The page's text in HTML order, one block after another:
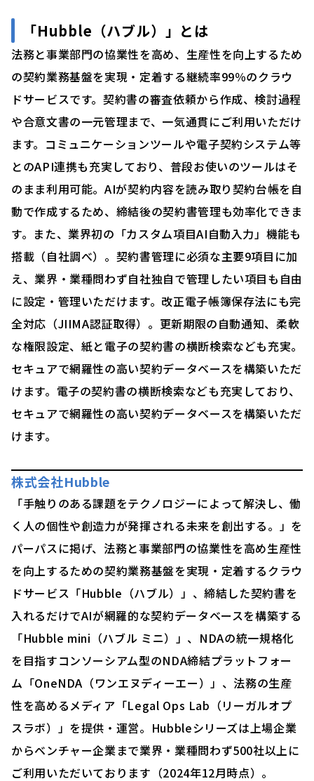
「Hubble（ハブル）」 とは
法務と事業部門の協業性を高め、生産性を向上するため
の契約業務基盤を実現・定着する継続率99％のクラウ
ドサービスです。契約書の審査依頼から作成、検討過程
や合意文書の一元管理まで、一気通貫にご利用いただけ
ます。コミュニケーションツールや電子契約システム等
とのAPI連携も充実しており、普段お使いのツールはそ
のまま利用可能。AIが契約内容を読み取り契約台帳を自
動で作成するため、締結後の契約書管理も効率化できま
す。また、業界初の「カスタム項目AI自動入力」機能も
搭載（自社調べ）。契約書管理に必須な主要9項目に加
え、業界・業種問わず自社独自で管理したい項目も自由
に設定・管理いただけます。改正電子帳簿保存法にも完
全対応（JIIMA認証取得）。更新期限の自動通知、柔軟
な権限設定、紙と電子の契約書の横断検索なども充実。
セキュアで網羅性の高い契約データベースを構築いただ
けます。電子の契約書の横断検索なども充実しており、
セキュアで網羅性の高い契約データベースを構築いただ
けます。
株式会社Hubble
「手触りのある課題をテクノロジーによって解決し、働
く人の個性や創造力が発揮される未来を創出する。」を
パーパスに掲げ、法務と事業部門の協業性を高め生産性
を向上するための契約業務基盤を実現・定着するクラウ
ドサービス「Hubble（ハブル）」、締結した契約書を
入れるだけでAIが網羅的な契約データベースを構築する
「Hubble mini（ハブル ミニ）」、NDAの統一規格化
を目指すコンソーシアム型のNDA締結プラットフォー
ム「OneNDA（ワンエヌディーエー）」、法務の生産
性を高めるメディア「Legal Ops Lab（リーガルオプ
スラボ）」を提供・運営。Hubbleシリーズは上場企業
からベンチャー企業まで業界・業種問わず500社以上に
ご利用いただいております（2024年12月時点）。